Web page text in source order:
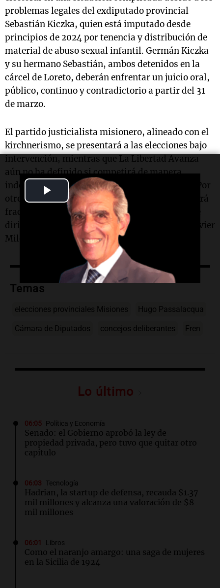
Play
Video
problemas legales del exdiputado provincial
Sebastián Kiczka, quien está imputado desde
principios de 2024 por tenencia y distribución de
material de abuso sexual infantil. Germán Kiczka
y su hermano Sebastián, ambos detenidos en la
cárcel de Loreto, deberán enfrentar un juicio oral,
público, continuo y contradictorio a partir del 31
de marzo.
El partido justicialista misionero, alineado con el
kirchnerismo, se presentará a las elecciones bajo
intervención, mientras que La Libertad Avanza
aún no ha definido si competirá de manera
independiente o formará un frente provincial. Por
otro lado, el radicalismo misionero se presentará
fracturado debido a la expulsión y renuncias de
dirigentes que se alinearon con el presidente Javier
Milei.
Temas
elecciones provinciales Misiones Hugo Passalacqua
Cámara de Diputados concejos deliberantes Fren
Lo último
06:05 Política y Economía
Senado: el Gobierno aprobó la ley de
propiedad privada, pero tuvo que quitar otro
capítulo
06:03 Tecnología
Hadrian, la startup de defensa, recauda $1.37
mil millones y alcanza una valoración de $8
mil millones
06:01 Libros
Como el naranjo amargo: una saga de mujeres
en la Sicilia de 1924